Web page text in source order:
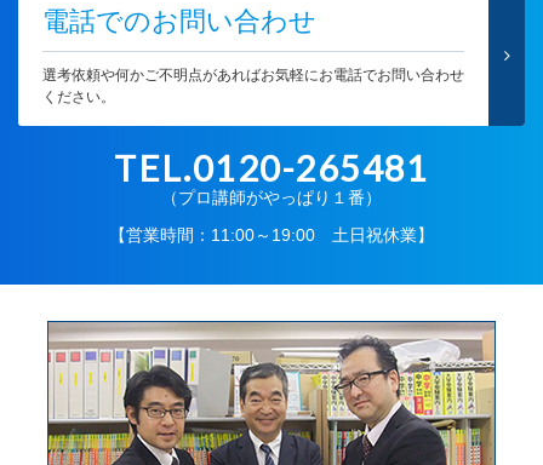
電話でのお問い合わせ
選考依頼や何かご不明点があればお気軽にお電話でお問い合わせ
ください。
TEL.0120-265481
（プロ講師がやっぱり１番）
【営業時間：11:00～19:00 土日祝休業】